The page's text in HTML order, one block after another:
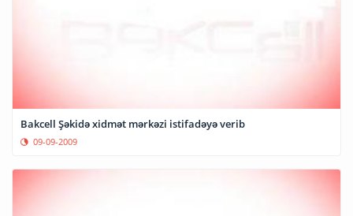
Bakcell Şəkidə xidmət mərkəzi istifadəyə verib
09-09-2009